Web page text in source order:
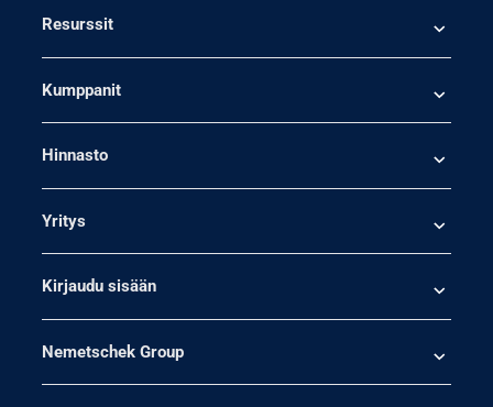
Resurssit
Kumppanit
Hinnasto
Yritys
Kirjaudu sisään
Nemetschek Group